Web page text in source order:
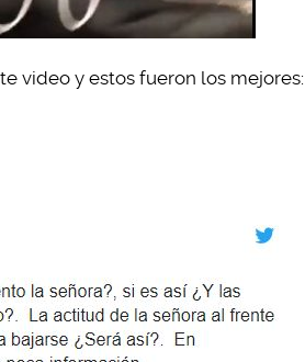
video y estos fueron los mejores: